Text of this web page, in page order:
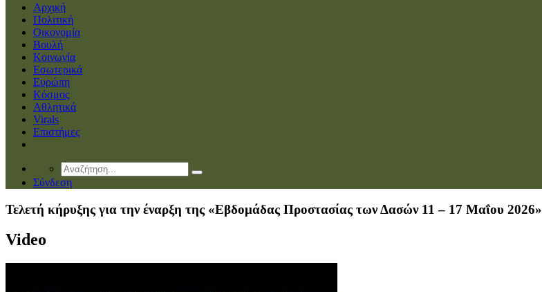
Αρχική
Πολιτική
Οικονομία
Βουλή
Κοινωνία
Εσωτερικά
Ευρώπη
Κόσμος
Αθλητικά
Virals
Επιστήμες
Σύνδεση
Τελετή κήρυξης για την έναρξη της «Εβδομάδας Προστασίας των Δασών 11 – 17 Μαΐου 2026»
Video